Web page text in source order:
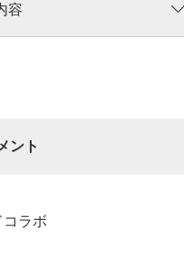
容
ント
ラボ